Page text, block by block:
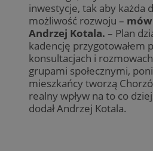
inwestycje, tak aby każda
możliwość rozwoju –
Andrzej Kotala. – Plan
kadencję przygotowałem
konsultacjach i
grupami społecznymi,
mieszkańcy tworzą
realny wpływ na to co
dodał Andrzej Kotala.